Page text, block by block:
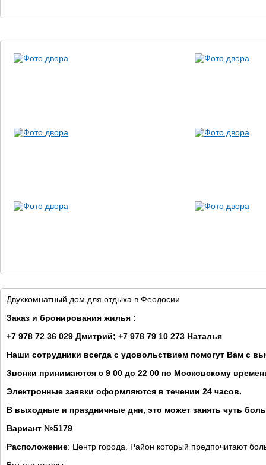
Двухкомнатный дом для отдыха в Феодосии
Заказ и бронирования жилья :
+7 978 72 36 029 Дмитрий; +7 978 79 10 273 Наталья
Наши сотрудники всегда с удовольствием помогут Вам с
Звонки принимаются с 9 00 до 22 00 по Московскому
Электронные заявки оформляются в течении 24 часов.
В выходные и праздничные дни, это может занять чуть
Вариант №5179
Расположение: Центр города. Район который предпочитают